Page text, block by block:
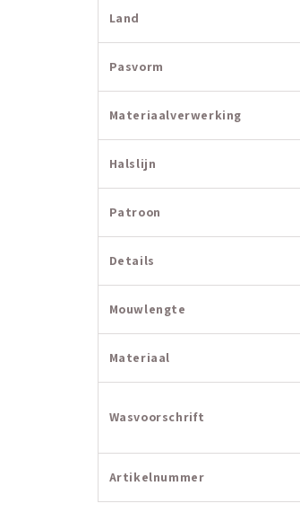
Land
Pasvorm
Materiaalverwerking
Halslijn
Patroon
Details
Mouwlengte
Materiaal
Wasvoorschrift
Artikelnummer